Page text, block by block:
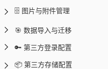
🗄️ 图片与附件管理
🎯 数据导入与迁移
🔑 第三方登录配置
📦 第三方存储配置